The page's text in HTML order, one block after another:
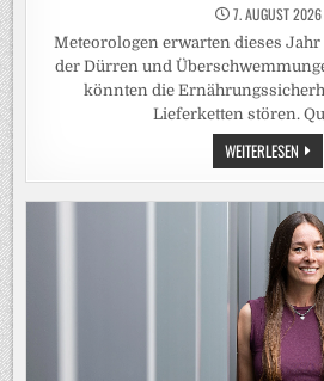
7. AUGUST 2026
Meteorologen erwarten dieses
der Dürren und
könnten die
Lieferketten stören.
WEITERLESEN DÜRRE
UND
EL-